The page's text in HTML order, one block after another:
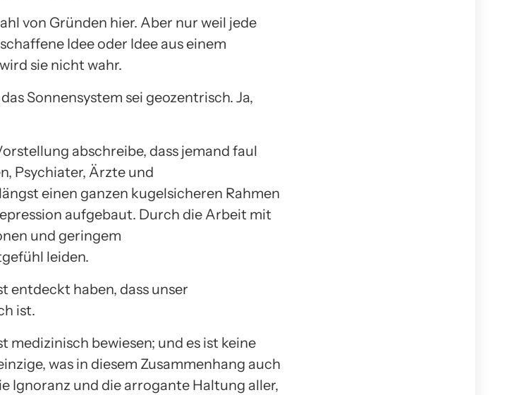
von Gründen hier. Aber nur weil jede
Idee oder Idee aus einem
sie nicht wahr.
Sonnensystem sei geozentrisch. Ja,
abschreibe, dass jemand faul
Psychiater, Ärzte und
einen ganzen kugelsicheren Rahmen
aufgebaut. Durch die Arbeit mit
und geringem
leiden.
entdeckt haben, dass unser
ist.
medizinisch bewiesen; und es ist keine
was in diesem Zusammenhang auch
Ignoranz und die arrogante Haltung aller,